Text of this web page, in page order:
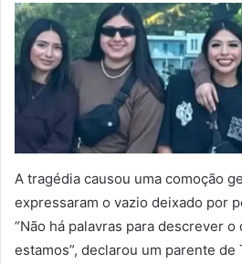
A tragédia causou uma comoção
expressaram o vazio deixado por
“Não há palavras para descrever o
estamos”, declarou um parente de